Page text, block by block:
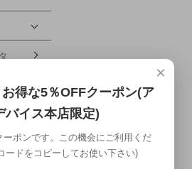
ー
ット
×
お得な5％OFFクーポン(ア
バイス本店限定)
ーポンです。この機会にご利用くだ
ードをコピーしてお使い下さい)